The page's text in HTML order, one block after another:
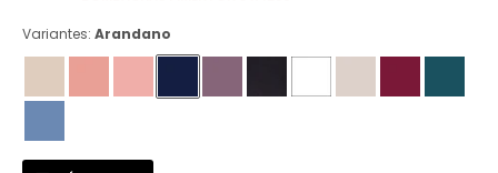
Variantes: Arandano